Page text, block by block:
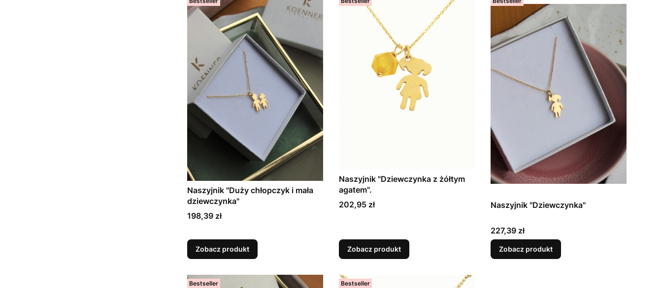
Naszyjnik "Duży chłopczyk i mała
dziewczynka"
Cena
198,39 zł
Zobacz produkt
Naszyjnik "Dziewczynka z żółtym
agatem".
Cena
202,95 zł
Zobacz produkt
Naszyjnik "Dziewczynka"
Cena
227,39 zł
Zobacz produkt
Bestseller Bestseller